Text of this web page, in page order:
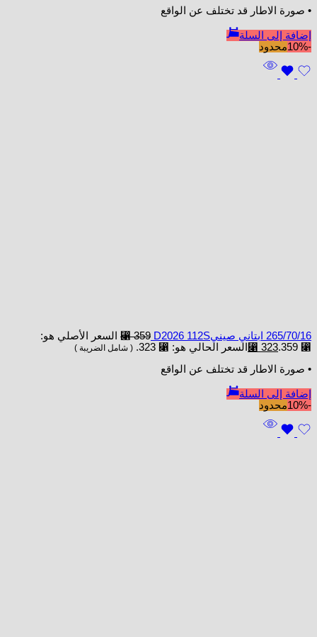
• صورة الاطار قد تختلف عن الواقع
إضافة إلى السلة
-10%
محدود
265/70/16 ابتاني صينيD2026 112S ⃁359
السعر الأصلي هو:
⃁ 359.
⃁ 323 السعر الحالي هو: ⃁ 323. ( شامل الضريبة )
• صورة الاطار قد تختلف عن الواقع
إضافة إلى السلة
-10%
محدود